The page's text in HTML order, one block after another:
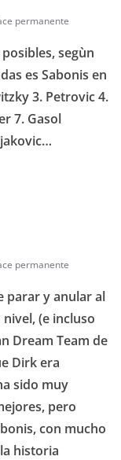
permanente
segùn
es Sabonis en
3. Petrovic 4.
7. Gasol
permanente
parar y anular al
(e incluso
Dream Team de
Dirk era
sido muy
pero
con mucho
historia